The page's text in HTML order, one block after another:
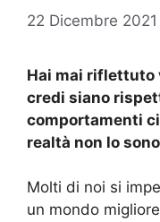
22 Dicembre 2021
Hai mai riflettuto
credi siano
comportamenti
realtà non lo
Molti di noi si
un mondo